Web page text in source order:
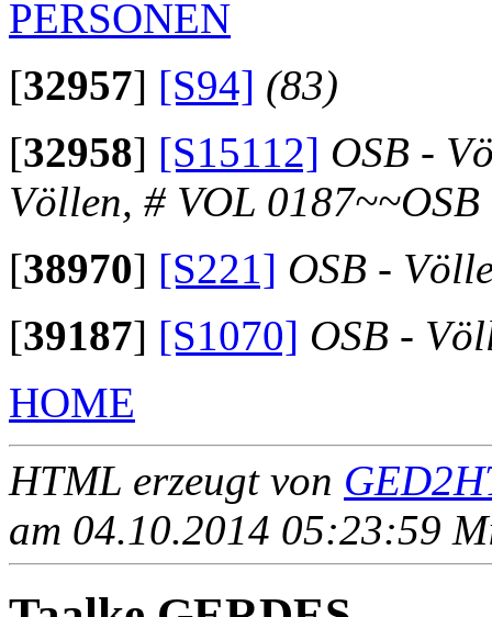
PERSONEN
[32957] [S94] (83)
[32958] [S15112] OSB -
Völlen, # VOL
[38970] [S221] OSB -
[39187] [S1070] OSB -
HOME
HTML erzeugt von
am 04.10.2014 05:23:59